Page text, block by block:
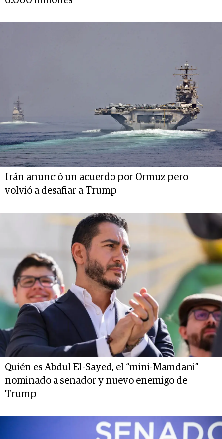
Irán anunció un acuerdo por Ormuz pero
volvió a desafiar a Trump
Quién es Abdul El-Sayed, el “mini-Mamdani”
nominado a senador y nuevo enemigo de
Trump